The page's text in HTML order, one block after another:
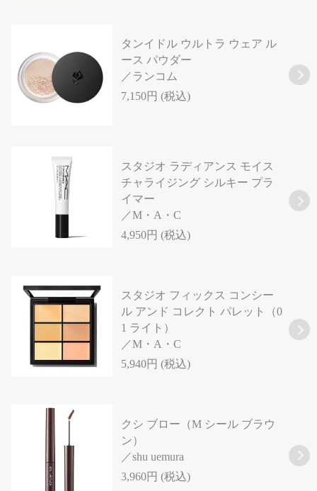
タンイドル ウルトラ ウェア ル
ース パウダー
／ランコム
7,150円 (税込)
スタジオ ラディアンス モイス
チャライジング シルキー プラ
イマー
／M・A・C
4,950円 (税込)
スタジオ フィックス コンシー
ル アンド コレクト パレット（0
1 ライト）
／M・A・C
5,940円 (税込)
クシ ブロー（M シール ブラウ
ン）
／shu uemura
3,960円 (税込)